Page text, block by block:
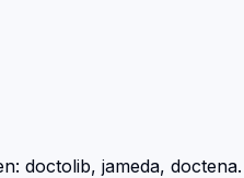
doctolib, jameda, doctena.